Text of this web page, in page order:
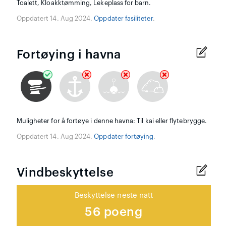
Toalett, Kloakktømming, Lekeplass for barn.
Oppdatert 14. Aug 2024.Oppdater fasiliteter.
Fortøying i havna
Muligheter for å fortøye i denne havna: Til kai eller flytebrygge.
Oppdatert 14. Aug 2024.Oppdater fortøying.
Vindbeskyttelse
Beskyttelse neste natt
56 poeng